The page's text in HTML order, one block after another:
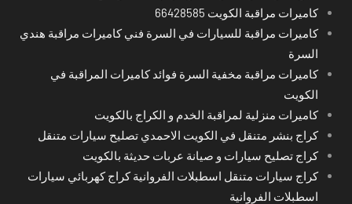
كاميرات مراقبة الكويت 66428585
كاميرات مراقبة للسيارات في السرة فني كاميرات مراقبة هندي
السرة
كاميرات مراقبة مخفية السرة فوائد كاميرات المراقبة في
الكويت
كاميرات منزلية لمراقبة الخدم و الكراج بالكويت
كراج بنشر متنقل في الكويت الاحمدي تصليح سيارات متنقل
كراج تصليح سيارات و صيانة عربات حديثة بالكويت
كراج سيارات متنقل اسطبلات الفروانية كراج كهربائي سيارات
اسطبلات الفروانية